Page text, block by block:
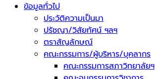
ข้อมูลทั่วไป
ประวัติความเป็นมา
ปรัชญา/วิสัยทัศน์ ฯลฯ
ตราสัญลักษณ์
คณะกรรมการ/ผู้บริหาร/บุคลากร
คณะกรรมการสภาวิทยาลัยฯ